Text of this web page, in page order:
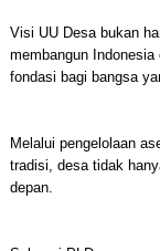
Visi UU Desa bukan
membangun
fondasi bagi bangsa
Melalui pengelolaan
tradisi, desa tidak
depan.